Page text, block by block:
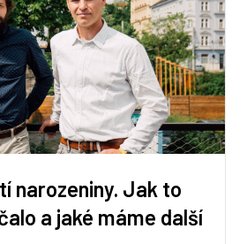
narozeniny. Jak to
a jaké máme další